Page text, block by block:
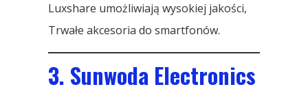
Luxshare umożliwiają wysokiej jakości,
Trwałe akcesoria do smartfonów.
3. Sunwoda Electronics